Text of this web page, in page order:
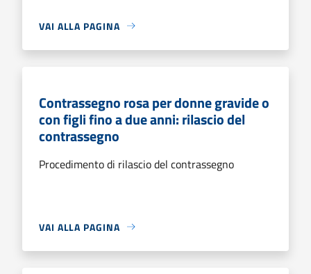
VAI ALLA PAGINA
Contrassegno rosa per donne gravide o
con figli fino a due anni: rilascio del
contrassegno
Procedimento di rilascio del contrassegno
VAI ALLA PAGINA